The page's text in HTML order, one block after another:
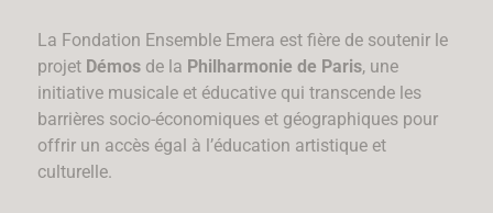
La Fondation Ensemble Emera est fière de soutenir le
projet Démos de la Philharmonie de Paris, une
initiative musicale et éducative qui transcende les
barrières socio-économiques et géographiques pour
offrir un accès égal à l’éducation artistique et
culturelle.